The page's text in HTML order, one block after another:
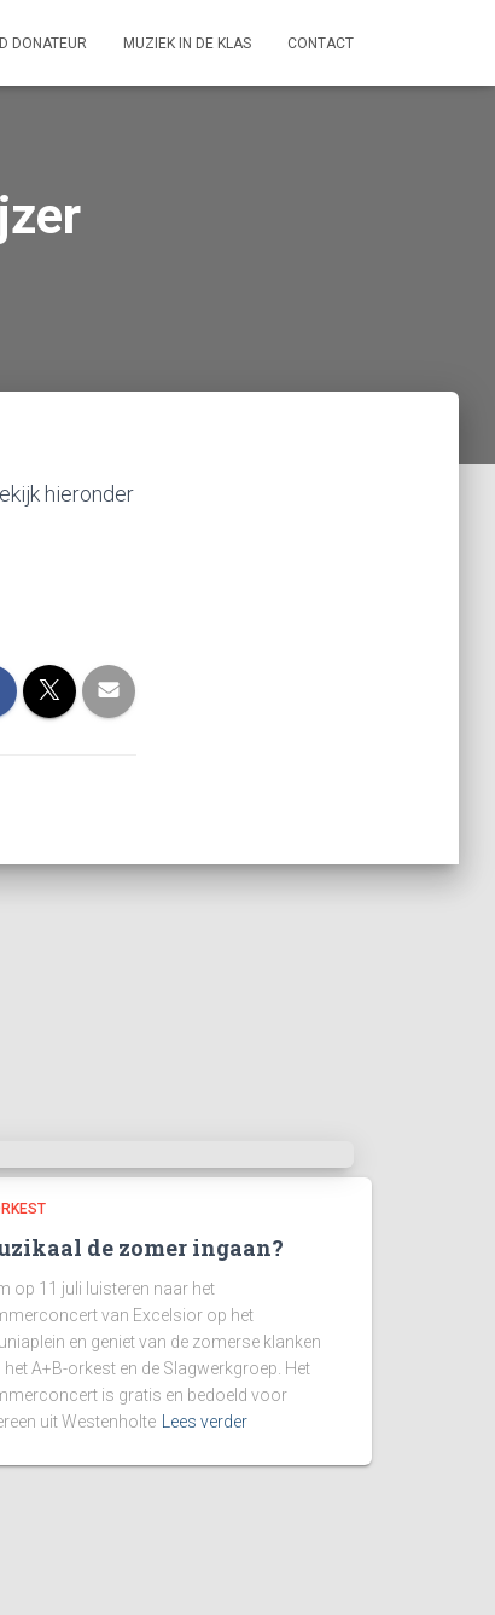
DONATEUR MUZIEK IN DE KLAS CONTACT
hieronder
de zomer ingaan?
op 11 juli luisteren naar het
van Excelsior op het
en geniet van de zomerse klanken
het A+B-orkest en de Slagwerkgroep. Het
is gratis en bedoeld voor
uit Westenholte
Lees verder